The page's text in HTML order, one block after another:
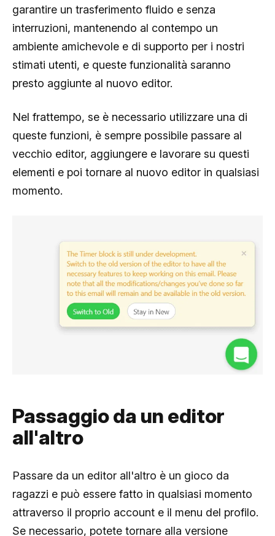
garantire un trasferimento fluido e senza
interruzioni, mantenendo al contempo un
ambiente amichevole e di supporto per i nostri
stimati utenti, e queste funzionalità saranno
presto aggiunte al nuovo editor.
Nel frattempo, se è necessario utilizzare una di
queste funzioni, è sempre possibile passare al
vecchio editor, aggiungere e lavorare su questi
elementi e poi tornare al nuovo editor in qualsiasi
momento.
Passaggio da un editor
all'altro
Passare da un editor all'altro è un gioco da
ragazzi e può essere fatto in qualsiasi momento
attraverso il proprio account e il menu del profilo.
Se necessario, potete tornare alla versione